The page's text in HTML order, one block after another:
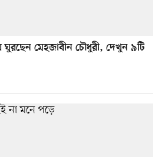
ঘুরছেন মেহজাবীন চৌধুরী, দেখুন ৯টি